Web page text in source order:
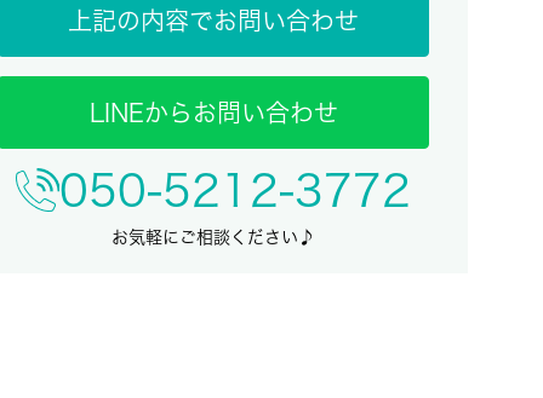
上記の内容でお問い合わせ
LINEからお問い合わせ
050-5212-3772
お気軽にご相談ください♪